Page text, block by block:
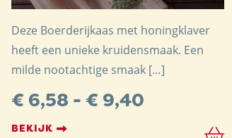
Deze Boerderijkaas met honingklaver
heeft een unieke kruidensmaak. Een
milde nootachtige smaak […]
€ 6,58 - € 9,40Prijsklasse:
BEKIJK